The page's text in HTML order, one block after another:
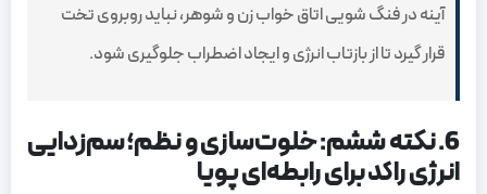
آینه در فنگ شویی اتاق خواب زن و شوهر، نباید روبروی تخت
قرار گیرد تا از بازتاب انرژی و ایجاد اضطراب جلوگیری شود.
6. نکته ششم: خلوت‌سازی و نظم؛ سم‌زدایی
انرژی راکد برای رابطه‌ای پویا